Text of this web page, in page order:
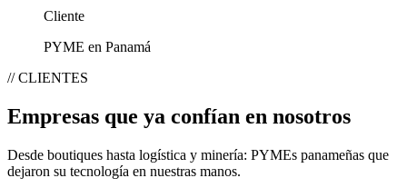
Cliente
PYME en Panamá
// CLIENTES
Empresas que ya confían en nosotros
Desde boutiques hasta logística y minería: PYMEs panameñas que
dejaron su tecnología en nuestras manos.